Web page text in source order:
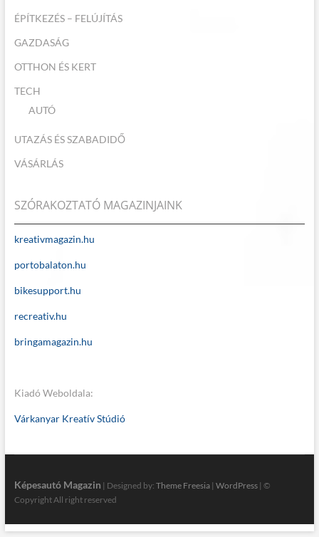
ÉPÍTKEZÉS – FELÚJÍTÁS
GAZDASÁG
OTTHON ÉS KERT
TECH
AUTÓ
UTAZÁS ÉS SZABADIDŐ
VÁSÁRLÁS
SZÓRAKOZTATÓ MAGAZINJAINK
kreativmagazin.hu
portobalaton.hu
bikesupport.hu
recreativ.hu
bringamagazin.hu
Kiadó Weboldala:
Várkanyar Kreatív Stúdió
Képesautó Magazin | Designed by: Theme Freesia| WordPress| ©
Copyright All right reserved